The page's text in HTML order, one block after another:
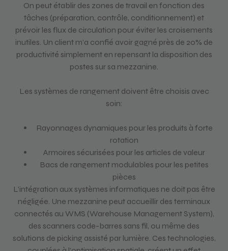
On peut établir des zones de travail en fonction des
tâches (préparation, contrôle, conditionnement) et
prévoir les flux de circulation pour éviter les croisements
inutiles. Un client m’a confié avoir gagné près de 20% de
productivité simplement en repensant la disposition des
postes sur sa mezzanine.
Les systèmes de rangement doivent être choisis avec
soin:
Rayonnages dynamiques pour les produits à forte
rotation
Armoires sécurisées pour les articles de valeur
Bacs de rangement modulables pour les petites
pièces
L’intégration aux systèmes informatiques ne doit pas être
négligée. Une mezzanine peut accueillir des terminaux
connectés au WMS (Warehouse Management System),
des scanners code-barres sans fil, ou même des
solutions de picking assisté par lumière. Ces technologies,